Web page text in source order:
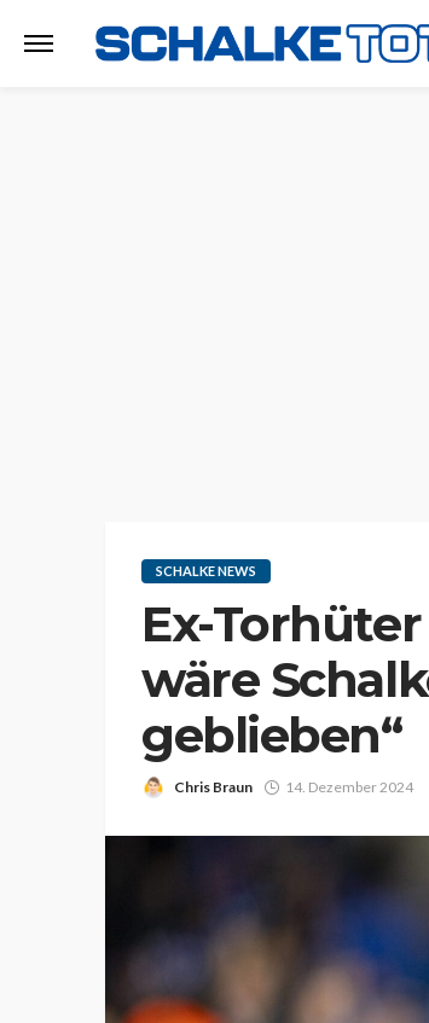
SCHALKE NEWS
Ex-
wäre
geblieben“
Chris Braun 14. Dezember 2024